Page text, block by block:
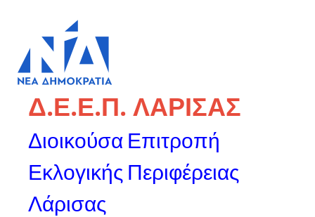
Δ.Ε.Ε.Π. ΛΑΡΙΣΑΣ
Διοικούσα Επιτροπή
Εκλογικής Περιφέρειας
Λάρισας